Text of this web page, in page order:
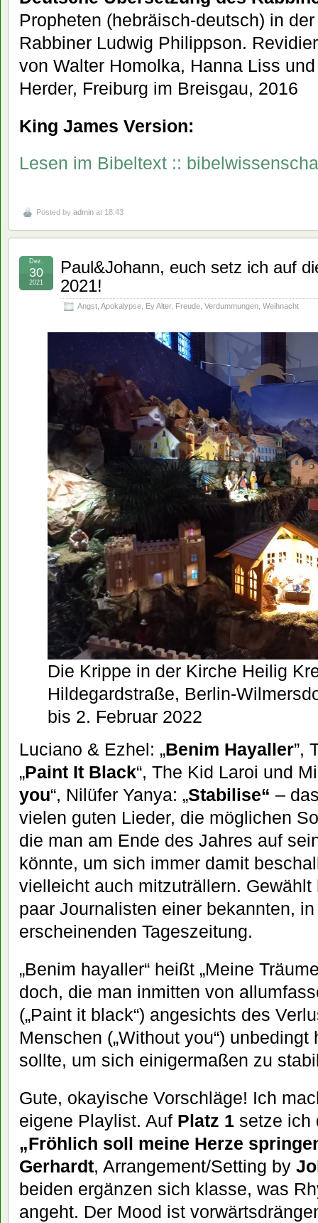
Propheten (hebräisch-deutsch) in
Rabbiner Ludwig Philippson.
von Walter Homolka, Hanna Liss
Herder, Freiburg im Breisgau, 2016
King James Version:
Lesen im Bibeltext ::
Posted by admin at 18:43
Paul&Johann, euch setz ich auf
2021!
Angst Apokalypse Ey Alter, Freude Verdummungen Weihnacht
Dez.
30
2021
Die Krippe in der Kirche Heilig
Hildegardstraße, Berlin-
bis 2. Februar 2022
Luciano & Ezhel: „Benim Hayaller”,
„Paint It Black“, The Kid Laroi und
you“, Nilüfer Yanya: „Stabilise“ –
vielen guten Lieder, die möglichen
die man am Ende des Jahres auf
könnte, um sich immer damit
vielleicht auch mitzuträllern.
paar Journalisten einer bekannten,
erscheinenden Tageszeitung.
„Benim hayaller“ heißt „Meine
doch, die man inmitten von
(„Paint it black“) angesichts des
Menschen („Without you“)
sollte, um sich einigermaßen zu
Gute, okayische Vorschläge! Ich
eigene Playlist. Auf Platz 1 setze ich
„Fröhlich soll meine Herze
Gerhardt, Arrangement/Setting by
beiden ergänzen sich klasse, was
angeht. Der Mood ist